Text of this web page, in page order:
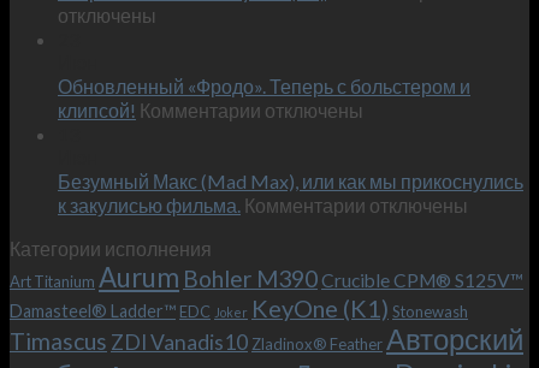
–
и
KeyOne
отключены
Обновленный «Фродо». Теперь с больстером и
клипсой! Комментарии к
«Фродо».
Теперь
и
клипсой!
отключены
Безумный Макс (Mad Max), или как мы прикоснулись
к закулисью фильма. Комментарии к
Макс
(Mad
Max),
или
отключены
Категории исполнения
Art Titanium Aurum Bohler M390Crucible CPM® S125V™
Damasteel® Ladder™ EDC Joker KeyOne (K1) Stonewash
Timascus ZDI Vanadis10 Zladinox® FeatherАвторский